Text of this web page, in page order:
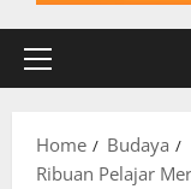
Primary
Home
Budaya
Ribuan Pelajar